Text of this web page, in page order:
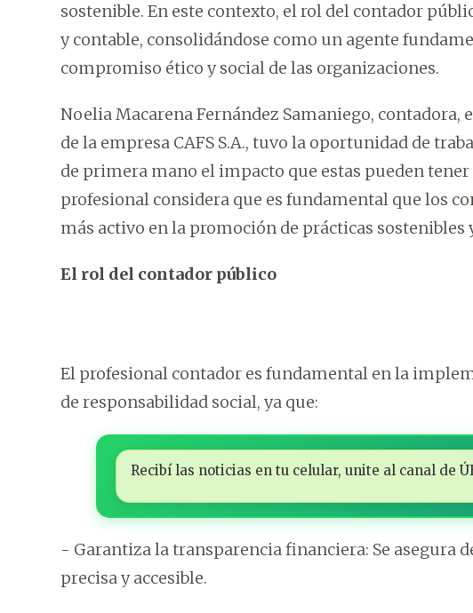
sostenible. En este contexto, el rol del contador
y contable, consolidándose como un agente
compromiso ético y social de las organizaciones.
Noelia Macarena Fernández Samaniego,
de la empresa CAFS S.A., tuvo la oportunidad de
de primera mano el impacto que estas pueden
profesional considera que es fundamental que los
más activo en la promoción de prácticas sostenibles
El rol del contador público
El profesional contador es fundamental en la
de responsabilidad social, ya que:
Recibí las noticias en tu celular, unite al canal de
- Garantiza la transparencia financiera: Se asegura
precisa y accesible.